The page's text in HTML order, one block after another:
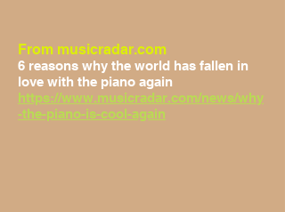
From musicradar.com
6 reasons why the world has fallen in
love with the piano again
https://www.musicradar.com/news/why
-the-piano-is-cool-again